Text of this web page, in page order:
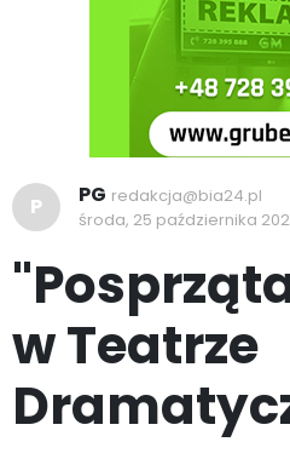
P PG redakcja@bia24.pl
środa, 25 października
w Teatrze